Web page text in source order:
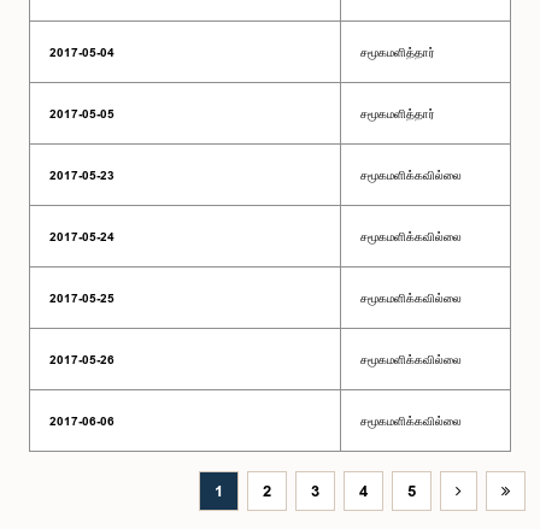
2017-05-04 சமூகமளித்தார்
2017-05-05 சமூகமளித்தார்
2017-05-23 சமூகமளிக்கவில்லை
2017-05-24 சமூகமளிக்கவில்லை
2017-05-25 சமூகமளிக்கவில்லை
2017-05-26 சமூகமளிக்கவில்லை
2017-06-06 சமூகமளிக்கவில்லை
1 2 3 4 5